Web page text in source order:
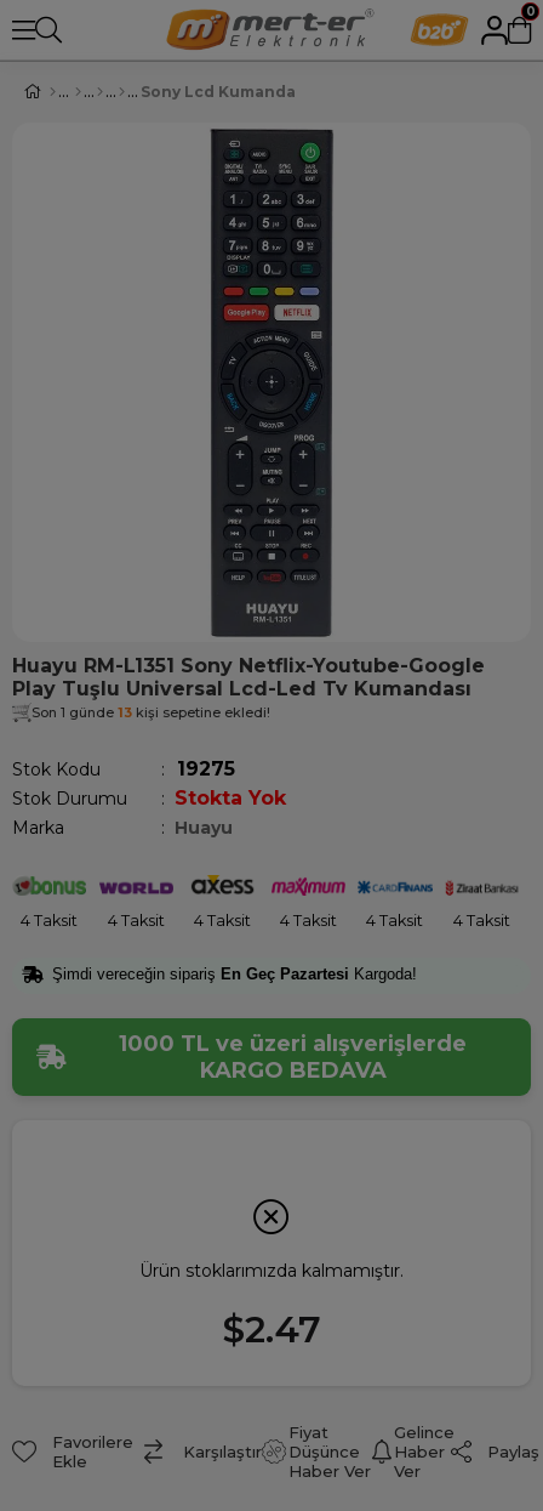
0
Sony Lcd Kumanda
Huayu RM-L1351 Sony Netflix-Youtube-Google
Play Tuşlu Universal Lcd-Led Tv Kumandası
Son 1 günde 13 kişi sepetine ekledi!
Stok Kodu 19275
Stok Durumu : Stokta Yok
Marka : Huayu
4 Taksit 4 Taksit 4 Taksit 4 Taksit 4 Taksit 4 Taksit
Şimdi vereceğin sipariş En Geç Pazartesi Kargoda!
1000 TL ve üzeri alışverişlerde
KARGO BEDAVA
Ürün stoklarımızda kalmamıştır.
$2.47
Favorilere
Ekle
Karşılaştır
Fiyat
Düşünce
Haber Ver
Gelince
Haber
Ver
Paylaş